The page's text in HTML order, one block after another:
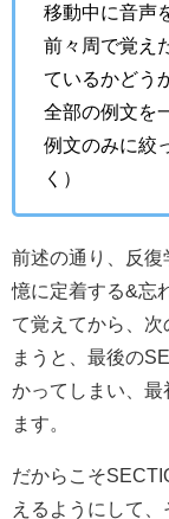
移動中に音声
前々周で覚え
ているかどう
全部の例文を
例文のみに絞
く）
前述の通り、反
憶に定着する&忘
て覚えてから、次
まうと、最後の
かってしまい、
ます。
だからこそ
えるようにして